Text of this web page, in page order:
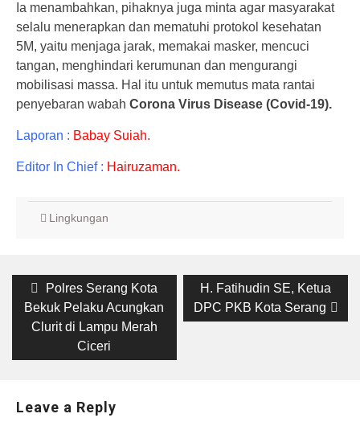
Ia menambahkan, pihaknya juga minta agar masyarakat
selalu menerapkan dan mematuhi protokol kesehatan
5M, yaitu menjaga jarak, memakai masker, mencuci
tangan, menghindari kerumunan dan mengurangi
mobilisasi massa. Hal itu untuk memutus mata rantai
penyebaran wabah Corona Virus Disease (Covid-19).
Laporan : Babay Suiah.
Editor In Chief : Hairuzaman.
Lingkungan
Post
navigation
Previous
post:
Polres Serang Kota
Bekuk Pelaku Acungkan
Clurit di Lampu Merah
Ciceri
Next
post:
H. Fatihudin SE, Ketua
DPC PKB Kota Serang
Leave a Reply